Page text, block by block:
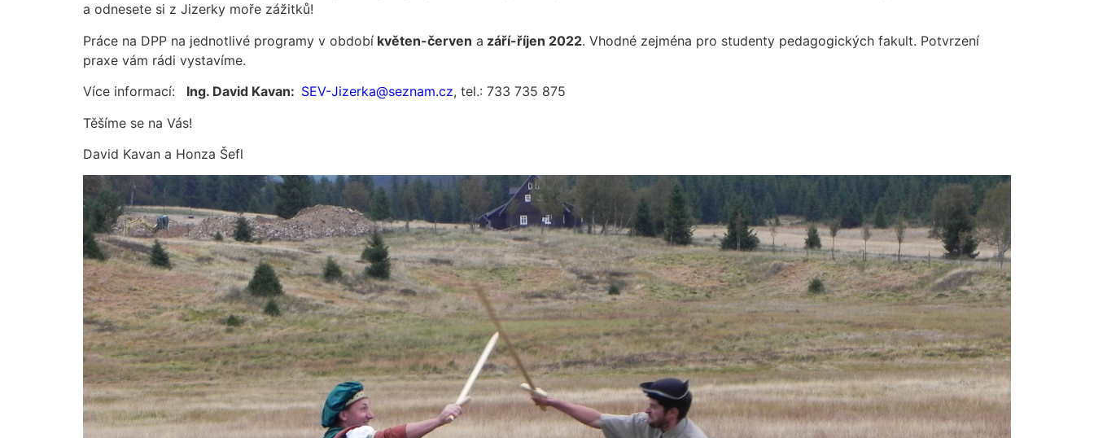
a odnesete si z Jizerky moře zážitků!
Práce na DPP na jednotlivé programy v období květen-červen a září-říjen 2022. Vhodné zejména pro studenty pedagogických fakult. Potvrzení
praxe vám rádi vystavíme.
Více informací:
Ing. David Kavan: SEV-Jizerka@seznam.cz, tel.: 733 735 875
Těšíme se na Vás!
David Kavan a Honza Šefl